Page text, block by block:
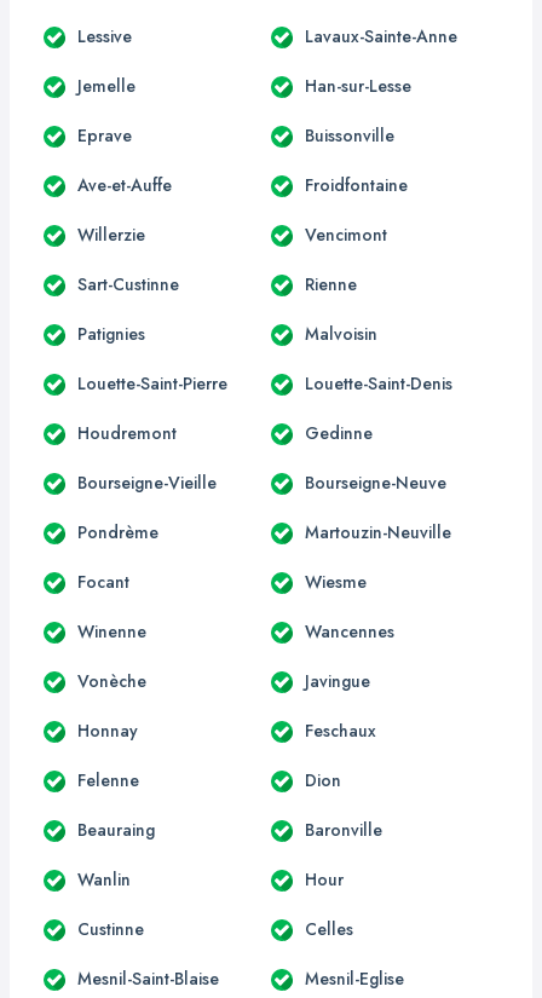
Lessive Lavaux-Sainte-Anne
Jemelle Han-sur-Lesse
Eprave Buissonville
Ave-et-Auffe Froidfontaine
Willerzie Vencimont
Sart-Custinne Rienne
Patignies Malvoisin
Louette-Saint-Pierre Louette-Saint-Denis
Houdremont Gedinne
Bourseigne-Vieille Bourseigne-Neuve
Pondrème Martouzin-Neuville
Focant Wiesme
Winenne Wancennes
Vonèche Javingue
Honnay Feschaux
Felenne Dion
Beauraing Baronville
Wanlin Hour
Custinne Celles
Mesnil-Saint-Blaise Mesnil-Eglise